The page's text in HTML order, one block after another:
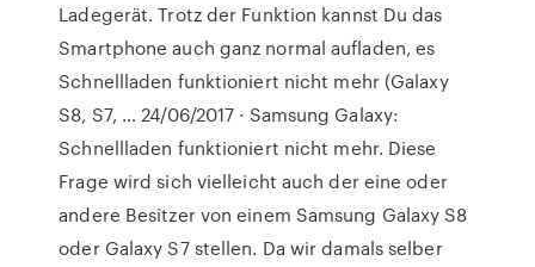
Ladegerät. Trotz der Funktion kannst Du das
Smartphone auch ganz normal aufladen, es
Schnellladen funktioniert nicht mehr (Galaxy
S8, S7, … 24/06/2017 · Samsung Galaxy:
Schnellladen funktioniert nicht mehr. Diese
Frage wird sich vielleicht auch der eine oder
andere Besitzer von einem Samsung Galaxy S8
oder Galaxy S7 stellen. Da wir damals selber